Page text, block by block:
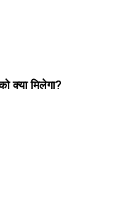
क्या मिलेगा?